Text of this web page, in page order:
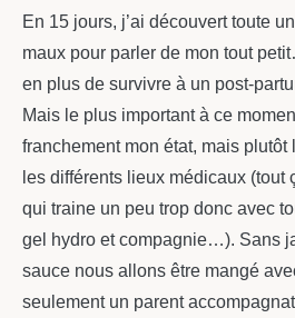
En 15 jours, j’ai découvert toute
maux pour parler de mon tout
en plus de survivre à un post-
Mais le plus important à ce
franchement mon état, mais plutôt
les différents lieux médicaux (tout
qui traine un peu trop donc avec
gel hydro et compagnie…). Sans
sauce nous allons être mangé
seulement un parent